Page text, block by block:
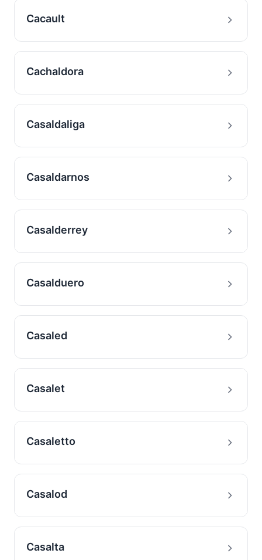
Cacault
Cachaldora
Casaldaliga
Casaldarnos
Casalderrey
Casalduero
Casaled
Casalet
Casaletto
Casalod
Casalta